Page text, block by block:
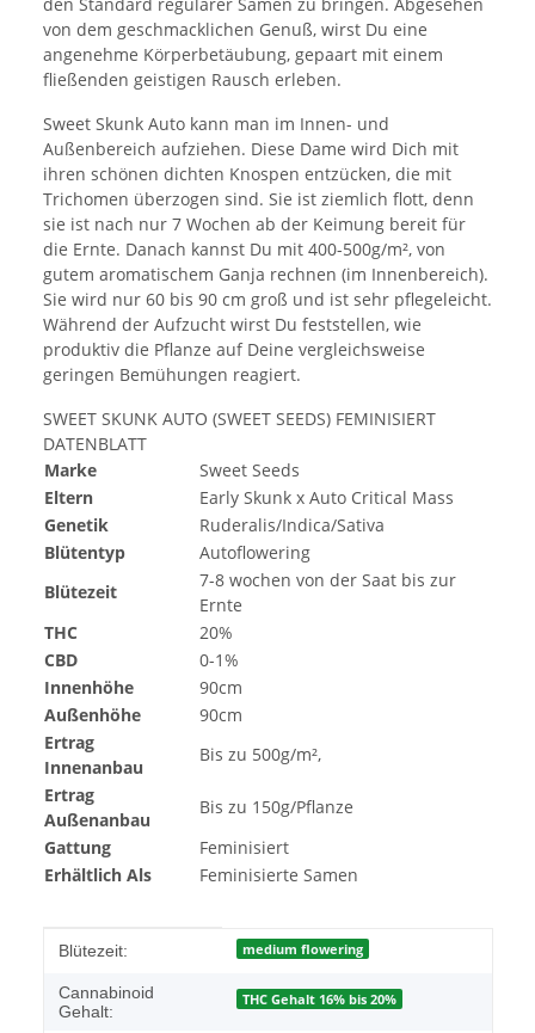
von dem geschmacklichen Genuß, wirst Du eine
angenehme Körperbetäubung, gepaart mit einem
fließenden geistigen Rausch erleben.
Sweet Skunk Auto kann man im Innen- und
Außenbereich aufziehen. Diese Dame wird Dich mit
ihren schönen dichten Knospen entzücken, die mit
Trichomen überzogen sind. Sie ist ziemlich flott, denn
sie ist nach nur 7 Wochen ab der Keimung bereit für
die Ernte. Danach kannst Du mit 400-500g/m², von
gutem aromatischem Ganja rechnen (im Innenbereich).
Sie wird nur 60 bis 90 cm groß und ist sehr pflegeleicht.
Während der Aufzucht wirst Du feststellen, wie
produktiv die Pflanze auf Deine vergleichsweise
geringen Bemühungen reagiert.
SWEET SKUNK AUTO (SWEET SEEDS) FEMINISIERT
DATENBLATT
Marke
Sweet Seeds
Eltern
Early Skunk x Auto Critical Mass
Genetik
Ruderalis/Indica/Sativa
Blütentyp
Autoflowering
Blütezeit
7-8 wochen von der Saat bis zur
Ernte
THC
20%
CBD
0-1%
Innenhöhe
90cm
Außenhöhe
90cm
Ertrag
Innenanbau
Bis zu 500g/m²,
Ertrag
Außenanbau
Bis zu 150g/Pflanze
Gattung
Feminisiert
Erhältlich Als
Feminisierte Samen
Produkteigenschaft
Wert
Blütezeit: medium flowering
Cannabinoid
Gehalt:
THC Gehalt 16% bis 20%